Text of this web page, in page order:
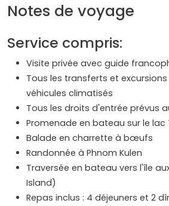
Notes de voyage
Service compris:
Visite privée avec guide
Tous les transferts et
véhicules climatisés
Tous les droits d'entrée prévus
Promenade en bateau sur le lac
Balade en charrette à bœufs
Randonnée à Phnom Kulen
Traversée en bateau vers l'île
Island)
Repas inclus : 4 déjeuners et 2